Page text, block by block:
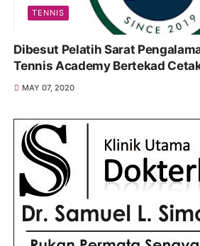
TENNIS
Dibesut Pelatih Sarat
Tennis Academy Bertekad
MAY 07, 2020